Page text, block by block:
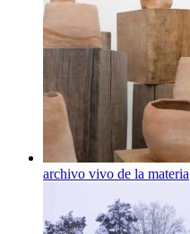
archivo vivo de la materia